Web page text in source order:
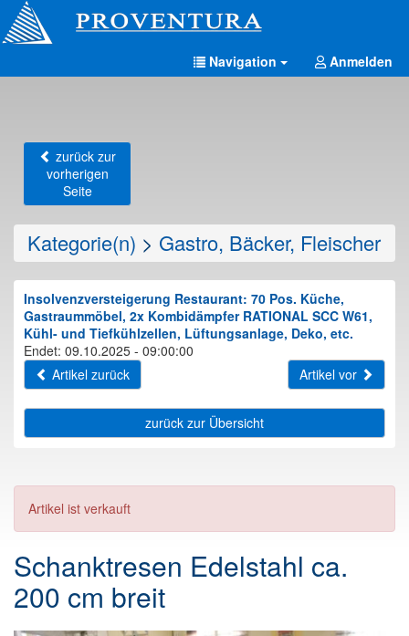
Navigation Anmelden
zurück zur
vorherigen
Seite
Kategorie(n) > Gastro, Bäcker, Fleischer
Insolvenzversteigerung Restaurant: 70 Pos. Küche,
Gastraummöbel, 2x Kombidämpfer RATIONAL SCC W61,
Kühl- und Tiefkühlzellen, Lüftungsanlage, Deko, etc.
Endet: 09.10.2025 - 09:00:00
Artikel zurück
Artikel vor
zurück zur Übersicht
Artikel ist verkauft
Schanktresen Edelstahl ca.
200 cm breit